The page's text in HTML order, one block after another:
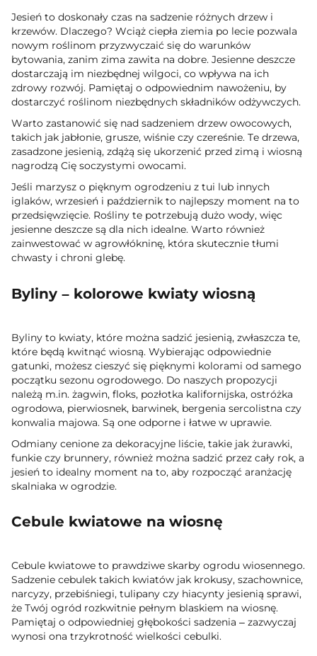
Jesień to doskonały czas na sadzenie różnych drzew i
krzewów. Dlaczego? Wciąż ciepła ziemia po lecie pozwala
nowym roślinom przyzwyczaić się do warunków
bytowania, zanim zima zawita na dobre. Jesienne deszcze
dostarczają im niezbędnej wilgoci, co wpływa na ich
zdrowy rozwój. Pamiętaj o odpowiednim nawożeniu, by
dostarczyć roślinom niezbędnych składników odżywczych.
Warto zastanowić się nad sadzeniem drzew owocowych,
takich jak jabłonie, grusze, wiśnie czy czereśnie. Te drzewa,
zasadzone jesienią, zdążą się ukorzenić przed zimą i wiosną
nagrodzą Cię soczystymi owocami.
Jeśli marzysz o pięknym ogrodzeniu z tui lub innych
iglaków, wrzesień i październik to najlepszy moment na to
przedsięwzięcie. Rośliny te potrzebują dużo wody, więc
jesienne deszcze są dla nich idealne. Warto również
zainwestować w agrowłókninę, która skutecznie tłumi
chwasty i chroni glebę.
Byliny – kolorowe kwiaty wiosną
Byliny to kwiaty, które można sadzić jesienią, zwłaszcza te,
które będą kwitnąć wiosną. Wybierając odpowiednie
gatunki, możesz cieszyć się pięknymi kolorami od samego
początku sezonu ogrodowego. Do naszych propozycji
należą m.in. żagwin, floks, pozłotka kalifornijska, ostróżka
ogrodowa, pierwiosnek, barwinek, bergenia sercolistna czy
konwalia majowa. Są one odporne i łatwe w uprawie.
Odmiany cenione za dekoracyjne liście, takie jak żurawki,
funkie czy brunnery, również można sadzić przez cały rok, a
jesień to idealny moment na to, aby rozpocząć aranżację
skalniaka w ogrodzie.
Cebule kwiatowe na wiosnę
Cebule kwiatowe to prawdziwe skarby ogrodu wiosennego.
Sadzenie cebulek takich kwiatów jak krokusy, szachownice,
narcyzy, przebiśniegi, tulipany czy hiacynty jesienią sprawi,
że Twój ogród rozkwitnie pełnym blaskiem na wiosnę.
Pamiętaj o odpowiedniej głębokości sadzenia – zazwyczaj
wynosi ona trzykrotność wielkości cebulki.